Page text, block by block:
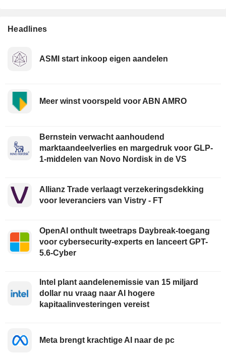
Headlines
ASMI start inkoop eigen aandelen
Meer winst voorspeld voor ABN AMRO
Bernstein verwacht aanhoudend
marktaandeelverlies en margedruk voor GLP-
1-middelen van Novo Nordisk in de VS
Allianz Trade verlaagt verzekeringsdekking
voor leveranciers van Vistry - FT
OpenAI onthult tweetraps Daybreak-toegang
voor cybersecurity-experts en lanceert GPT-
5.6-Cyber
Intel plant aandelenemissie van 15 miljard
dollar nu vraag naar AI hogere
kapitaalinvesteringen vereist
Meta brengt krachtige AI naar de pc